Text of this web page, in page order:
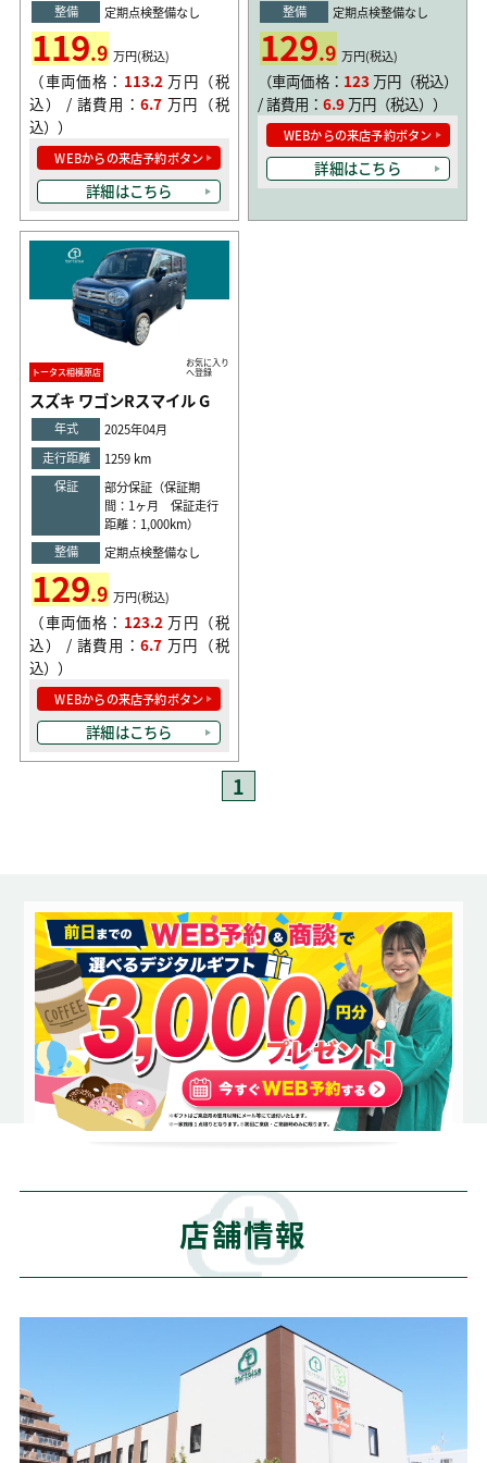
整備
定期点検整備なし
119.9 万円(税込)
（車両価格： 113.2万円（税
込） / 諸費用：6.7 万円（税
込））
WEBからの来店予約ボタン
詳細はこちら
整備
定期点検整備なし
129.9 万円(税込)
（車両価格： 123 万円（税込）
/ 諸費用：6.9万円（税込））
WEBからの来店予約ボタン
詳細はこちら
トータス相模原店
お気に入り
へ登録
スズキ ワゴンRスマイル G
年式
2025年04月
走行距離
1259 km
保証
部分保証（保証期
間：1ヶ月 保証走行
距離：1,000km）
整備
定期点検整備なし
129.9 万円(税込)
（車両価格： 123.2万円（税
込） / 諸費用：6.7 万円（税
込））
WEBからの来店予約ボタン
詳細はこちら
1
店舗情報